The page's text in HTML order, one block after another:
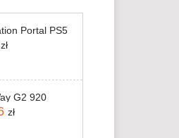
Portal PS5
zł
G2 920
zł